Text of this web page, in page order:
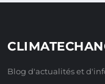
Blog d'actualités et